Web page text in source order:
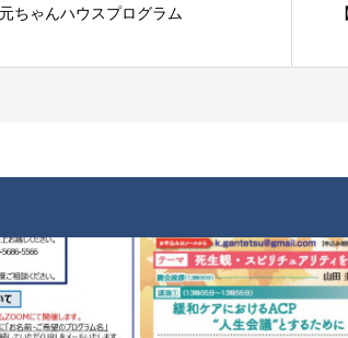
ちゃんハウスプログラム